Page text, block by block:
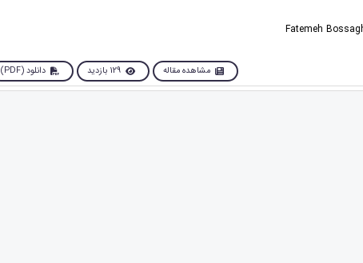
مشاهده مقاله 129 بازدید دانلود (PDF)